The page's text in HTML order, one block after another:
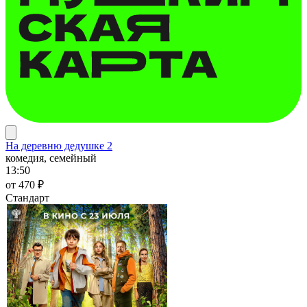
На деревню дедушке 2
комедия, семейный
13:50
от 470 ₽
Стандарт